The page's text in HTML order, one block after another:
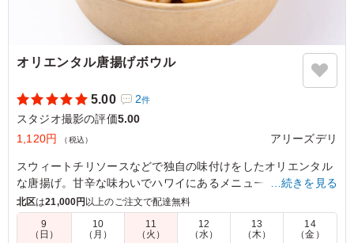
オリエンタル唐揚げボウル
5.00 2件
スタジオ撮影の評価5.00
1,120円
（税込） アリーズデリ
スウィートチリソースなどで独自の味付けをしたオリエンタル
な唐揚げ。甘辛な味わいでハワイにあるメニューで一度食べた
ら病みつきに。冷めてもふっくら柔らかく仕上げてあります。
5.0
…続きを見る
北区は21,000円以上のご注文で配達無料
9
（日）
10
（月）
11
（火）
12
（水）
13
（木）
14
（金）